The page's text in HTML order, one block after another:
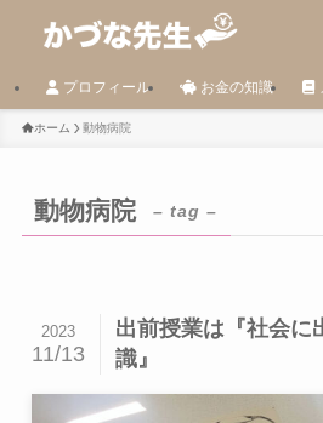
プロフィール お金の知識
ホーム 動物病院
動物病院 – tag –
出前授業は『社会に
識』
2023
11/13